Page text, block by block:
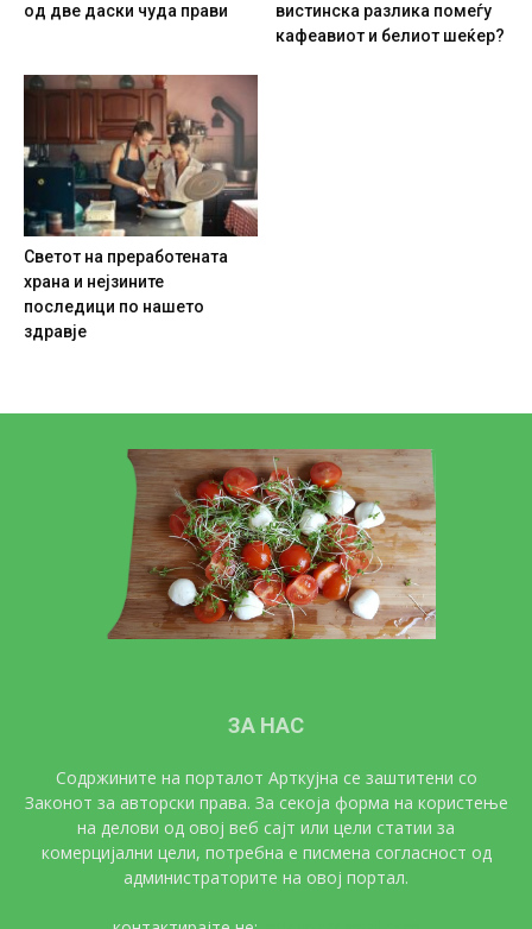
од две даски чуда прави
вистинска разлика помеѓу
кафеавиот и белиот шеќер?
Светот на преработената
храна и нејзините
последици по нашето
здравје
ЗА НАС
Содржините на порталот Арткујна се заштитени со
Законот за авторски права. За секоја форма на користење
на делови од овој веб сајт или цели статии за
комерцијални цели, потребна е писмена согласност од
администраторите на овој портал.